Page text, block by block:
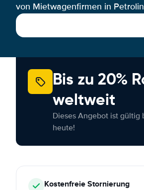
von Mietwagenfirmen in
Bis zu 20%
weltweit
Dieses Angebot ist gültig
heute!
KostenfreieStornierung